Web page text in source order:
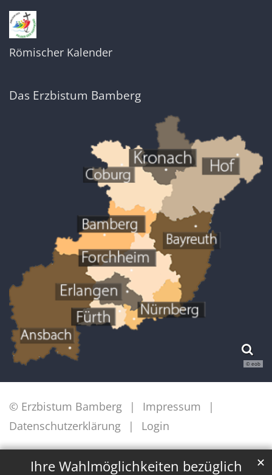
Ihre Wahlmöglichkeiten bezüglich
✕
Römischer Kalender
Das Erzbistum Bamberg
© eob
© Erzbistum Bamberg
Impressum
Datenschutzerklärung
Login